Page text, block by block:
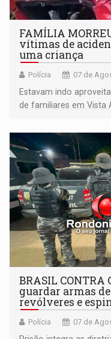
FAMÍLIA
vítimas de
uma criança
Polícia 07 de
Estavam indo
de familiares em Vista
BRASIL CONTRA
guardar armas
revólveres e
Polícia 07 de